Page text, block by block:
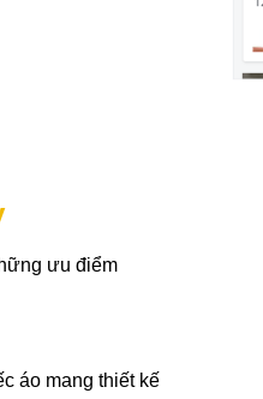
ưu điểm
áo mang thiết kế